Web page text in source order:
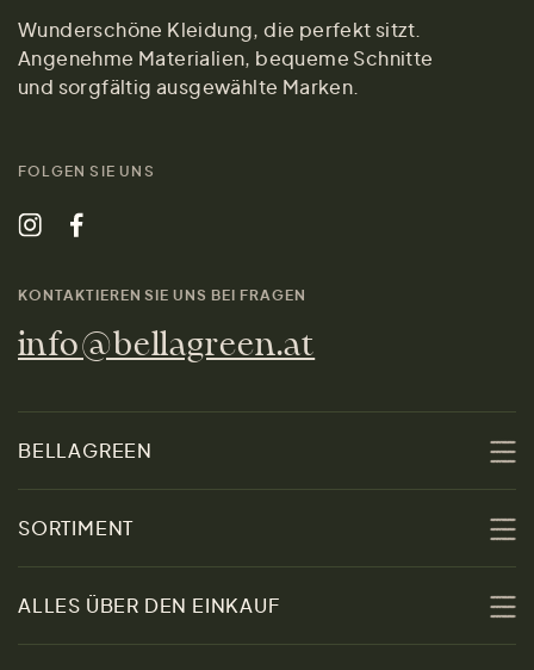
Wunderschöne Kleidung, die perfekt sitzt.
Angenehme Materialien, bequeme Schnitte
und sorgfältig ausgewählte Marken.
FOLGEN SIE UNS
KONTAKTIEREN SIE UNS BEI FRAGEN
info@bellagreen.at
BELLAGREEN
Nachhaltigkeit
SORTIMENT
Damen
ALLES ÜBER DEN EINKAUF